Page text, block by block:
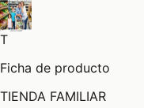
T
Ficha de producto
TIENDA FAMILIAR